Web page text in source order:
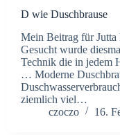
D wie Duschbrause
Mein Beitrag für
Gesucht wurde
Technik die in jedem
… Moderne
ziemlich viel…
czoczo
16.